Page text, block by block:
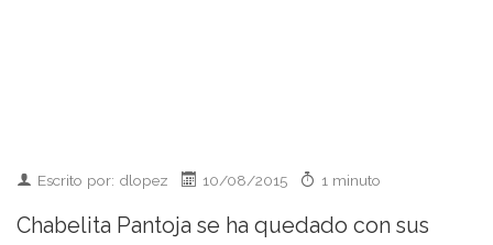
Escrito por: dlopez 10/08/2015 1 minuto
Chabelita Pantoja se ha quedado con sus